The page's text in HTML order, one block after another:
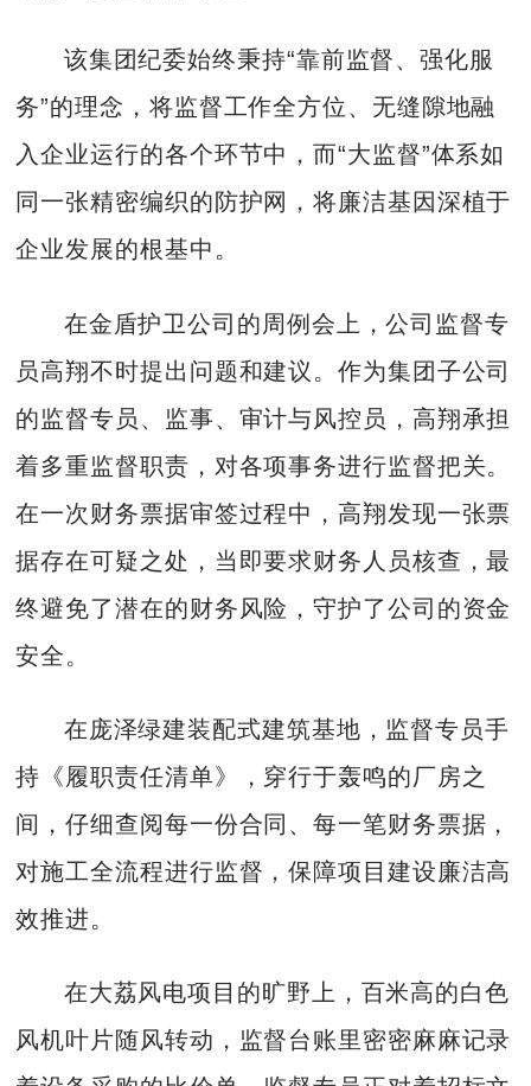
该集团纪委始终秉持“靠前监督、强化服
务”的理念，将监督工作全方位、无缝隙地融
入企业运行的各个环节中，而“大监督”体系如
同一张精密编织的防护网，将廉洁基因深植于
企业发展的根基中。
在金盾护卫公司的周例会上，公司监督专
员高翔不时提出问题和建议。作为集团子公司
的监督专员、监事、审计与风控员，高翔承担
着多重监督职责，对各项事务进行监督把关。
在一次财务票据审签过程中，高翔发现一张票
据存在可疑之处，当即要求财务人员核查，最
终避免了潜在的财务风险，守护了公司的资金
安全。
在庞泽绿建装配式建筑基地，监督专员手
持《履职责任清单》，穿行于轰鸣的厂房之
间，仔细查阅每一份合同、每一笔财务票据，
对施工全流程进行监督，保障项目建设廉洁高
效推进。
在大荔风电项目的旷野上，百米高的白色
风机叶片随风转动，监督台账里密密麻麻记录